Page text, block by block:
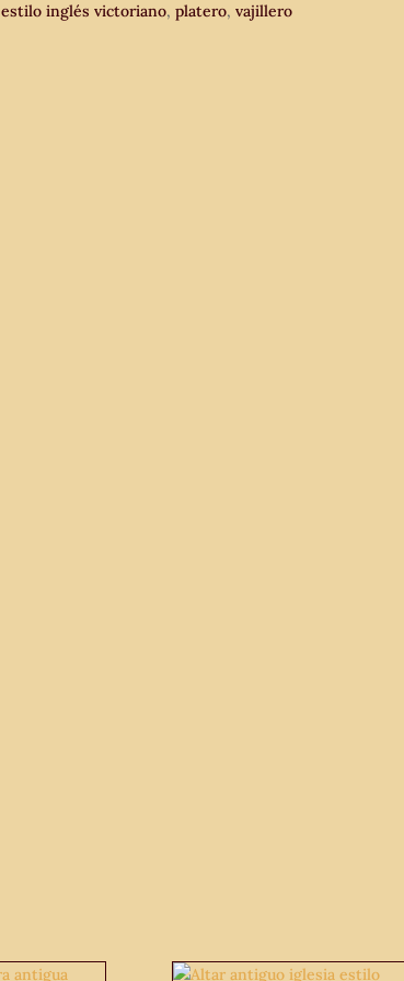
estilo inglés victoriano,platero,vajillero